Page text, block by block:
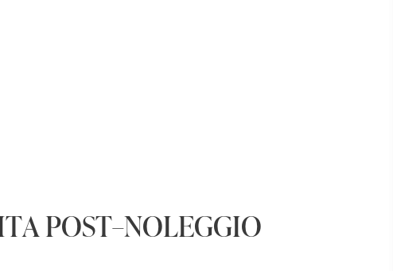
POST–NOLEGGIO